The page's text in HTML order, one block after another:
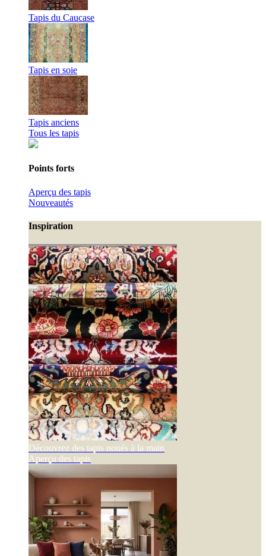
Tapis du Caucase
Tapis en soie
Tapis anciens
Tous les tapis
Points forts
Aperçu des tapis
Nouveautés
Inspiration
Découvrez des tapis noués à la main
Aperçu des tapis